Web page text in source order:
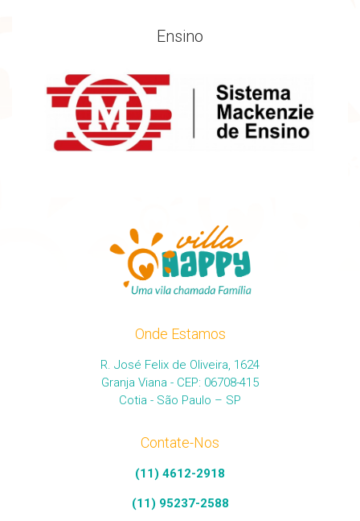
Ensino
Onde Estamos
R. José Felix de Oliveira, 1624
Granja Viana - CEP: 06708-415
Cotia - São Paulo – SP
Contate-Nos
(11) 4612-2918
(11) 95237-2588